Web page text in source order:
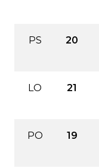
PS 20
LO 21
PO 19